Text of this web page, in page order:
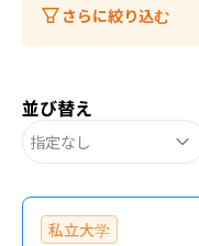
さらに絞り込む
並び替え
指定なし
私立大学